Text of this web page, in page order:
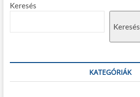
é
s
a
Keresés
Keresés
KATEGÓRIÁK